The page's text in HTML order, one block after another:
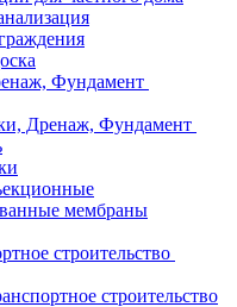
Фундамент
Дренаж, Фундамент
мембраны
строительство
строительство